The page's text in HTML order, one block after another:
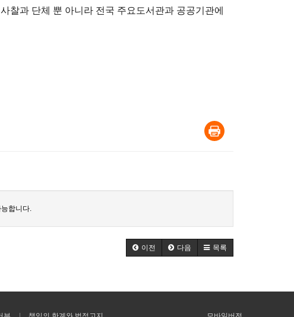
찰과 단체 뿐 아니라 전국 주요도서관과 공공기관에
합니다.
이전 다음 목록